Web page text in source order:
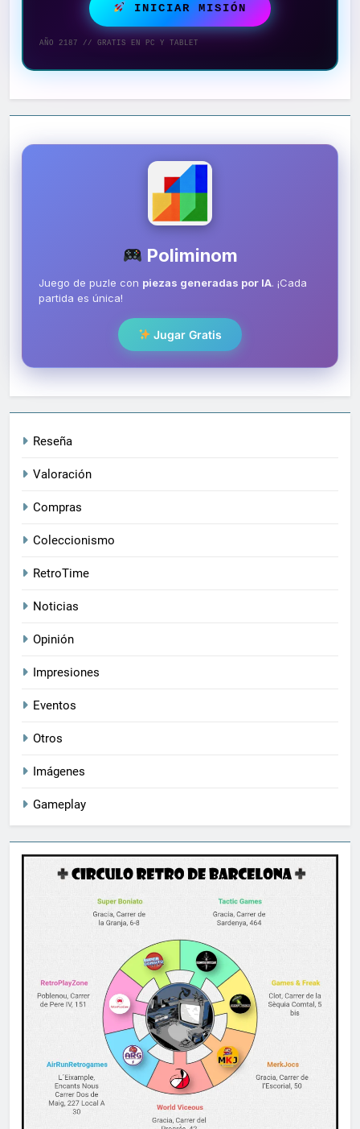
INICIAR MISIÓN
AÑO 2187 // GRATIS EN PC Y TABLET
Poliminom
Juego de puzle con piezas generadas por IA. ¡Cada
partida es única!
Jugar Gratis
Reseña
Valoración
Compras
Coleccionismo
RetroTime
Noticias
Opinión
Impresiones
Eventos
Otros
Imágenes
Gameplay